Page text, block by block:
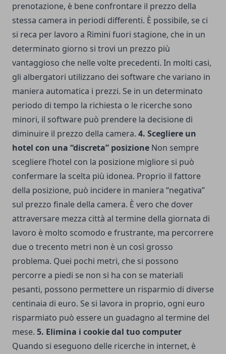
prenotazione, è bene confrontare il prezzo della
stessa camera in periodi differenti. È possibile, se ci
si reca per lavoro a Rimini fuori stagione, che in un
determinato giorno si trovi un prezzo più
vantaggioso che nelle volte precedenti. In molti casi,
gli albergatori utilizzano dei software che variano in
maniera automatica i prezzi. Se in un determinato
periodo di tempo la richiesta o le ricerche sono
minori, il software può prendere la decisione di
diminuire il prezzo della camera. 4. Scegliere un
hotel con una “discreta” posizione Non sempre
scegliere l’hotel con la posizione migliore si può
confermare la scelta più idonea. Proprio il fattore
della posizione, può incidere in maniera “negativa”
sul prezzo finale della camera. È vero che dover
attraversare mezza città al termine della giornata di
lavoro è molto scomodo e frustrante, ma percorrere
due o trecento metri non è un così grosso
problema. Quei pochi metri, che si possono
percorre a piedi se non si ha con se materiali
pesanti, possono permettere un risparmio di diverse
centinaia di euro. Se si lavora in proprio, ogni euro
risparmiato può essere un guadagno al termine del
mese. 5. Elimina i cookie dal tuo computer
Quando si eseguono delle ricerche in internet, è